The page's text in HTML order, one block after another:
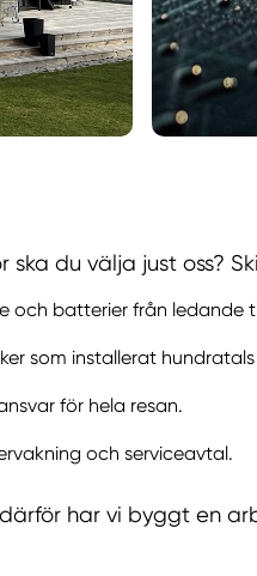
du välja just oss?
och batterier från ledande
som installerat
för hela resan.
och serviceavtal.
har vi byggt en